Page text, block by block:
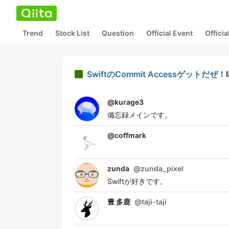
Trend Stock List Question Official Event
SwiftのCommit Accessゲットだぜ！
@kurage3
備忘録メインです。
@coffmark
zunda @zunda_pixel
Swiftが好きです。
豊 多鹿 @taji-taji